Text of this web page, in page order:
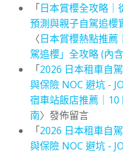
「日本賞櫻全攻略｜
預測與親子自駕追櫻
〈日本賞櫻熱點推薦
駕追櫻」全攻略 (內
「2026 日本租車自
與保險 NOC 避坑 -
宿車站飯店推薦｜
南〉發佈留言
「2026 日本租車自
與保險 NOC 避坑 -